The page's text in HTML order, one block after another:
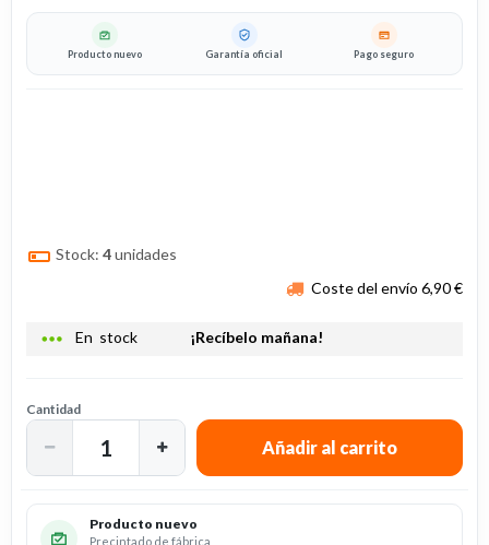
Producto nuevo Garantía oficial Pago seguro
Stock: 4unidades
Coste del envío 6,90 €
more_horiz En stock ¡Recíbelo mañana!
Cantidad
Producto nuevo
Precintado de fábrica